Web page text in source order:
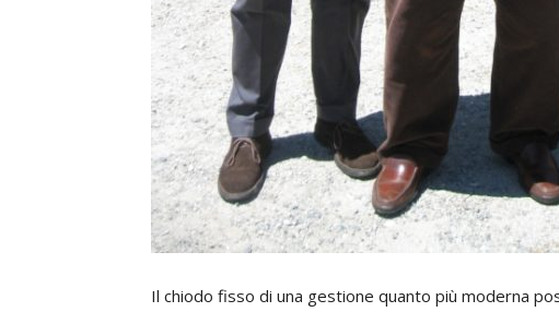
Il chiodo fisso di una gestione quanto più moderna